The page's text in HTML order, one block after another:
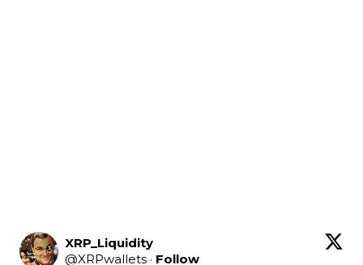
XRP_Liquidity
@XRPwallets · Follow